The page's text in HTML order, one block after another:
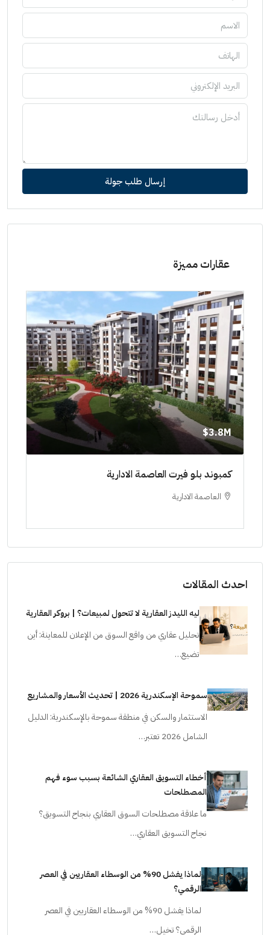
إرسال طلب جولة
عقارات مميزة
3.8M$
كمبوند بلو فيرت العاصمة الادارية
العاصمة الادارية
احدث المقالات
ليه الليدز العقارية لا تتحول لمبيعات؟ | بروكر العقارية
تحليل عقاري من واقع السوق من الإعلان للمعاينة: أين
تضيع…
سموحة الإسكندرية 2026 | تحديث الأسعار والمشاريع
الاستثمار والسكن في منطقة سموحة بالإسكندرية: الدليل
الشامل 2026 تعتبر…
أخطاء التسويق العقاري الشائعة بسبب سوء فهم
المصطلحات
ما علاقة مصطلحات السوق العقاري بنجاح التسويق؟
نجاح التسويق العقاري…
لماذا يفشل 90% من الوسطاء العقاريين في العصر
الرقمي؟
لماذا يفشل 90% من الوسطاء العقاريين في العصر
الرقمي؟ تخيل…